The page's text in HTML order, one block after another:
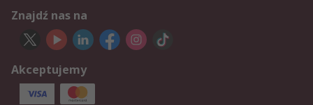
Znajdź nas na
Akceptujemy